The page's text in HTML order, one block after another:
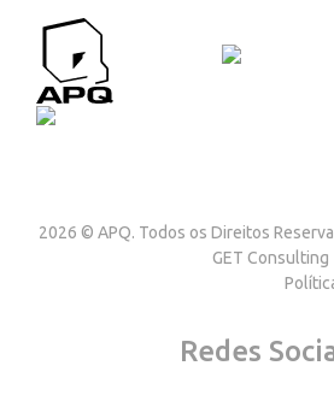
2026 © APQ. Todos os Direitos
GET Consulting
Redes